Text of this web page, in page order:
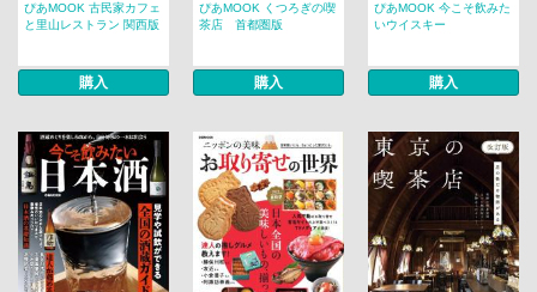
ぴあMOOK 古民家カフェ
と里山レストラン 関西版
購入
ぴあMOOK くつろぎの喫
茶店 首都圏版
購入
ぴあMOOK 今こそ飲みた
いウイスキー
購入